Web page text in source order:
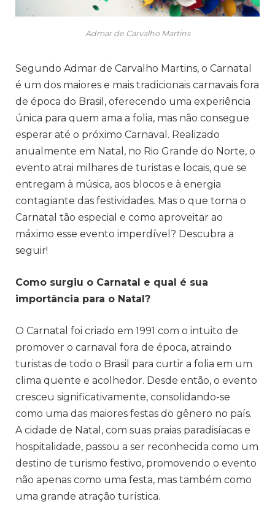
Admar de Carvalho Martins
Segundo Admar de Carvalho Martins, o Carnatal
é um dos maiores e mais tradicionais carnavais fora
de época do Brasil, oferecendo uma experiência
única para quem ama a folia, mas não consegue
esperar até o próximo Carnaval. Realizado
anualmente em Natal, no Rio Grande do Norte, o
evento atrai milhares de turistas e locais, que se
entregam à música, aos blocos e à energia
contagiante das festividades. Mas o que torna o
Carnatal tão especial e como aproveitar ao
máximo esse evento imperdível? Descubra a
seguir!
Como surgiu o Carnatal e qual é sua
importância para o Natal?
O Carnatal foi criado em 1991 com o intuito de
promover o carnaval fora de época, atraindo
turistas de todo o Brasil para curtir a folia em um
clima quente e acolhedor. Desde então, o evento
cresceu significativamente, consolidando-se
como uma das maiores festas do gênero no país.
A cidade de Natal, com suas praias paradisíacas e
hospitalidade, passou a ser reconhecida como um
destino de turismo festivo, promovendo o evento
não apenas como uma festa, mas também como
uma grande atração turística.